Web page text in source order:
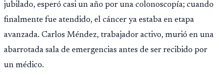
jubilado, esperó casi un año por una colonoscopía; cuando
finalmente fue atendido, el cáncer ya estaba en etapa
avanzada. Carlos Méndez, trabajador activo, murió en una
abarrotada sala de emergencias antes de ser recibido por
un médico.